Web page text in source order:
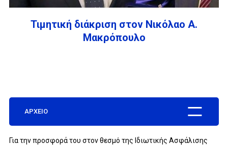
ΕΤΑΙΡΕΙΑ
Τιμητική διάκριση στον Νικόλαο Α.
Μακρόπουλο
ΑΡΧΕΙΟ
Για την προσφορά του στον θεσμό της Ιδιωτικής Ασφάλισης